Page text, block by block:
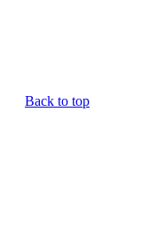
Back to top